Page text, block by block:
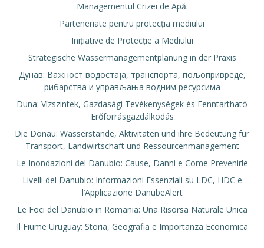
Managementul Crizei de Apă.
Parteneriate pentru protecția mediului
Inițiative de Protecție a Mediului
Strategische Wassermanagementplanung in der Praxis
Дунав: Важност водостаја, транспорта, пољопривреде,
рибарства и управљања водним ресурсима
Duna: Vízszintek, Gazdasági Tevékenységek és Fenntartható
Erőforrásgazdálkodás
Die Donau: Wasserstände, Aktivitäten und ihre Bedeutung für
Transport, Landwirtschaft und Ressourcenmanagement
Le Inondazioni del Danubio: Cause, Danni e Come Prevenirle
Livelli del Danubio: Informazioni Essenziali su LDC, HDC e
l’Applicazione DanubeAlert
Le Foci del Danubio in Romania: Una Risorsa Naturale Unica
Il Fiume Uruguay: Storia, Geografia e Importanza Economica